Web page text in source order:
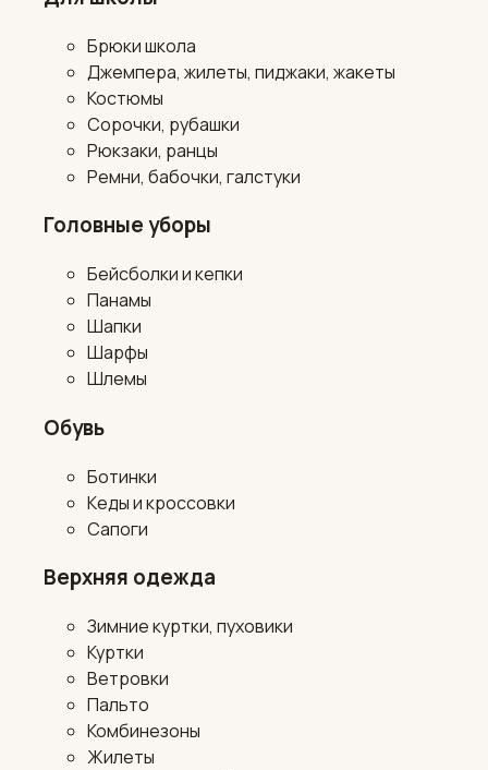
Брюки школа
Джемпера, жилеты, пиджаки, жакеты
Костюмы
Сорочки, рубашки
Рюкзаки, ранцы
Ремни, бабочки, галстуки
Головные уборы
Бейсболки и кепки
Панамы
Шапки
Шарфы
Шлемы
Обувь
Ботинки
Кеды и кроссовки
Сапоги
Верхняя одежда
Зимние куртки, пуховики
Куртки
Ветровки
Пальто
Комбинезоны
Жилеты